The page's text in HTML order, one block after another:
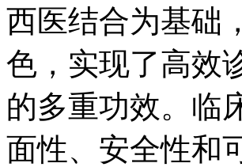
西医结合为基础
色，实现了高效
的多重功效。临
面性、安全性和